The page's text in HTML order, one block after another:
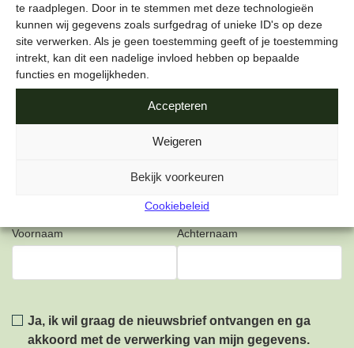
te raadplegen. Door in te stemmen met deze technologieën
kunnen wij gegevens zoals surfgedrag of unieke ID's op deze
site verwerken. Als je geen toestemming geeft of je toestemming
intrekt, kan dit een nadelige invloed hebben op bepaalde
functies en mogelijkheden.
Accepteren
Weigeren
Bekijk voorkeuren
Cookiebeleid
ONZE NIEUWSBRIEF
Schrijf je in voor onze nieuwsbrief om als eerste te lezen
over de leukste projecten en duurzame tips over hoe jij de
stad gezond kunt maken.
Voornaam Achternaam
Privacy
Ja, ik wil graag de nieuwsbrief ontvangen en ga
akkoord met de verwerking van mijn gegevens.